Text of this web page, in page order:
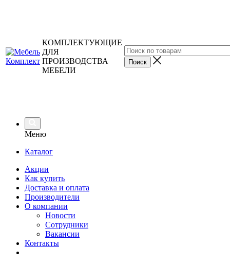
КОМПЛЕКТУЮЩИЕ
ДЛЯ
ПРОИЗВОДСТВА
МЕБЕЛИ
Меню
Каталог
Акции
Как купить
Доставка и оплата
Производители
О компании
Новости
Сотрудники
Вакансии
Контакты